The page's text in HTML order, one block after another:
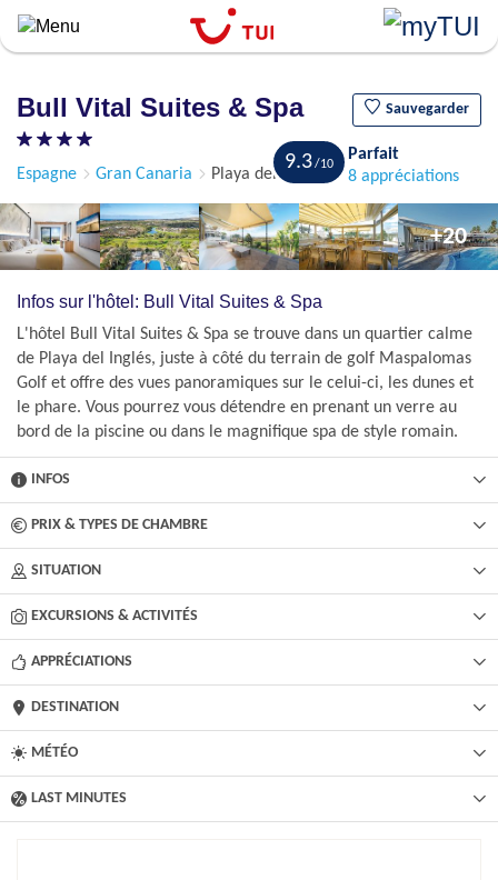
Aller
principal
Bull Vital Suites & Spa Sauvegarder
Espagne Gran Canaria Playa del Inglés
9.3
Parfait
8 appréciations
+20
Infos sur l'hôtel: Bull Vital Suites & Spa
L'hôtel Bull Vital Suites & Spa se trouve dans un quartier calme
de Playa del Inglés, juste à côté du terrain de golf Maspalomas
Golf et offre des vues panoramiques sur le celui-ci, les dunes et
le phare. Vous pourrez vous détendre en prenant un verre au
bord de la piscine ou dans le magnifique spa de style romain.
INFOS
PRIX & TYPES DE CHAMBRE
SITUATION
EXCURSIONS & ACTIVITÉS​
APPRÉCIATIONS
DESTINATION
MÉTÉO
LAST MINUTES